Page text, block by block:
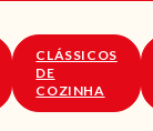
CLÁSSICOS
DE
COZINHA